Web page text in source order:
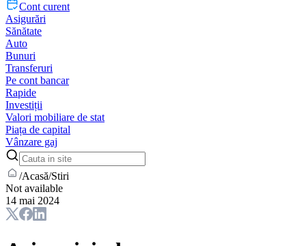
Cont curent
Asigurări
Sănătate
Auto
Bunuri
Transferuri
Pe cont bancar
Rapide
Investiții
Valori mobiliare de stat
Piața de capital
Vânzare gaj
/Acasă/Stiri
Not available
14 mai 2024